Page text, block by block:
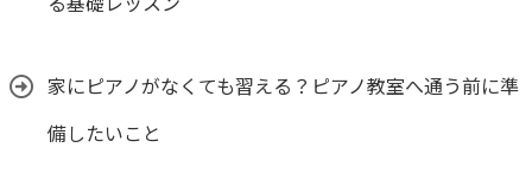
る基礎レッスン
家にピアノがなくても習える？ピアノ教室へ通う前に準
備したいこと